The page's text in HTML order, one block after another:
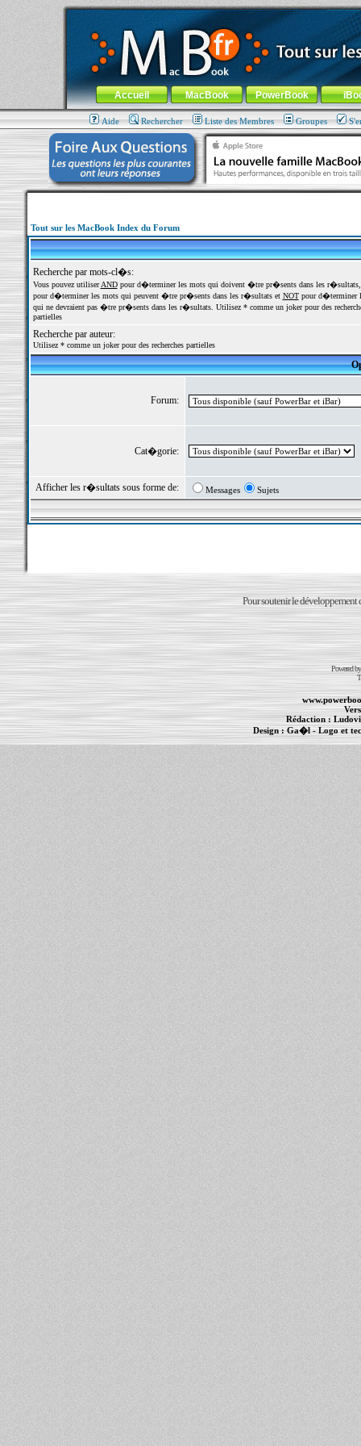
MacBook-fr.com : 100% Apple... 100% nomade !
Aller au contenu-Aller au menu général-Aller au menu de
Menu général
Accueil MacBook PowerBook
Aide Rechercher Liste des Membres Groupes
Tout sur les MacBook Index du Forum
Recherche par mots-cl�s:
Vous pouvez utiliserANDpour d�terminer les mots qui doivent �tre pr�sents dans les
pour d�terminer les mots qui peuvent �tre pr�sents dans les r�sultats et NOTpour d�terminer
qui ne devraient pas �tre pr�sents dans les r�sultats. Utilisez * comme un joker pour des
partielles
Recherche par auteur:
Utilisez * comme un joker pour des recherches partielles
Forum:
Cat�gorie:
Afficher les r�sultats sous forme de: Messages Sujets
Pour soutenir le développement
Powered
Rédaction :
Design : Ga�l- Logo et